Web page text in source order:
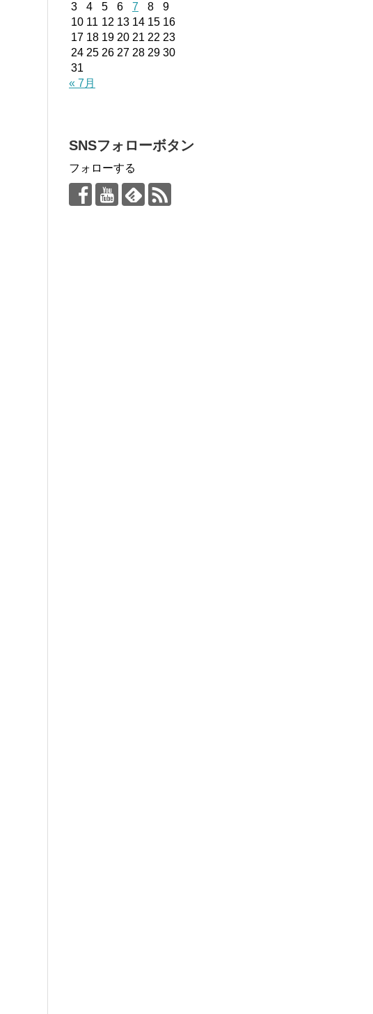
3
4 5 6 7 8
9
10 11 12 13 14 15 16
17 18 19 20 21 22 23
24 25 26 27 28 29 30
31
« 7月
SNSフォローボタン
フォローする